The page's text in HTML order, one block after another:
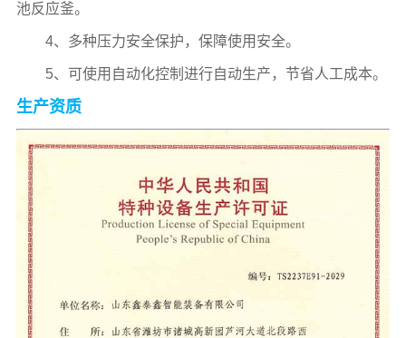
池反应釜。
4、多种压力安全保护，保障使用安全。
5、可使用自动化控制进行自动生产，节省人工成本。
生产资质